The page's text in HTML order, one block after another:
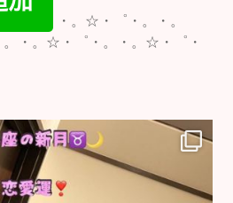
・。☆・゜・。・。
・。☆・゜・。・。☆・゜・